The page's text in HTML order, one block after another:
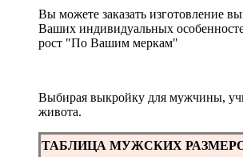
Вы можете заказать изготовление
Ваших индивидуальных
рост "По Вашим меркам"
Выбирая выкройку для мужчины,
живота.
ТАБЛИЦА МУЖСКИХ